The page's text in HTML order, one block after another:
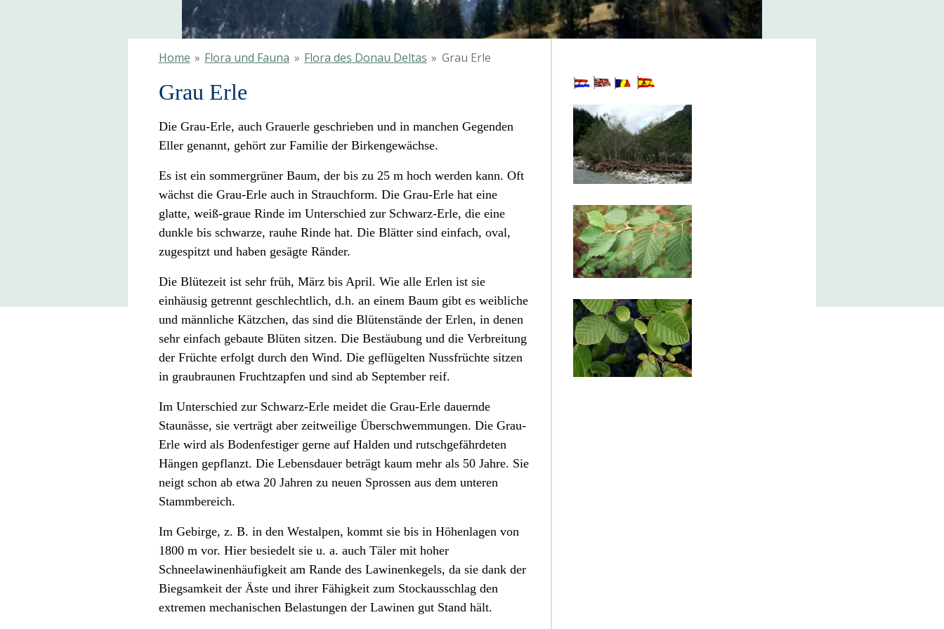
Home » Flora und Fauna » Flora des Donau Deltas » Grau Erle
Grau Erle
Die Grau-Erle, auch Grauerle geschrieben und in manchen Gegenden
Eller genannt, gehört zur Familie der Birkengewächse.
Es ist ein sommergrüner Baum, der bis zu 25 m hoch werden kann. Oft
wächst die Grau-Erle auch in Strauchform. Die Grau-Erle hat eine
glatte, weiß-graue Rinde im Unterschied zur Schwarz-Erle, die eine
dunkle bis schwarze, rauhe Rinde hat. Die Blätter sind einfach, oval,
zugespitzt und haben gesägte Ränder.
Die Blütezeit ist sehr früh, März bis April. Wie alle Erlen ist sie
einhäusig getrennt geschlechtlich, d.h. an einem Baum gibt es weibliche
und männliche Kätzchen, das sind die Blütenstände der Erlen, in denen
sehr einfach gebaute Blüten sitzen. Die Bestäubung und die Verbreitung
der Früchte erfolgt durch den Wind. Die geflügelten Nussfrüchte sitzen
in graubraunen Fruchtzapfen und sind ab September reif.
Im Unterschied zur Schwarz-Erle meidet die Grau-Erle dauernde
Staunässe, sie verträgt aber zeitweilige Überschwemmungen. Die Grau-
Erle wird als Bodenfestiger gerne auf Halden und rutschgefährdeten
Hängen gepflanzt. Die Lebensdauer beträgt kaum mehr als 50 Jahre. Sie
neigt schon ab etwa 20 Jahren zu neuen Sprossen aus dem unteren
Stammbereich.
Im Gebirge, z. B. in den Westalpen, kommt sie bis in Höhenlagen von
1800 m vor. Hier besiedelt sie u. a. auch Täler mit hoher
Schneelawinenhäufigkeit am Rande des Lawinenkegels, da sie dank der
Biegsamkeit der Äste und ihrer Fähigkeit zum Stockausschlag den
extremen mechanischen Belastungen der Lawinen gut Stand hält.